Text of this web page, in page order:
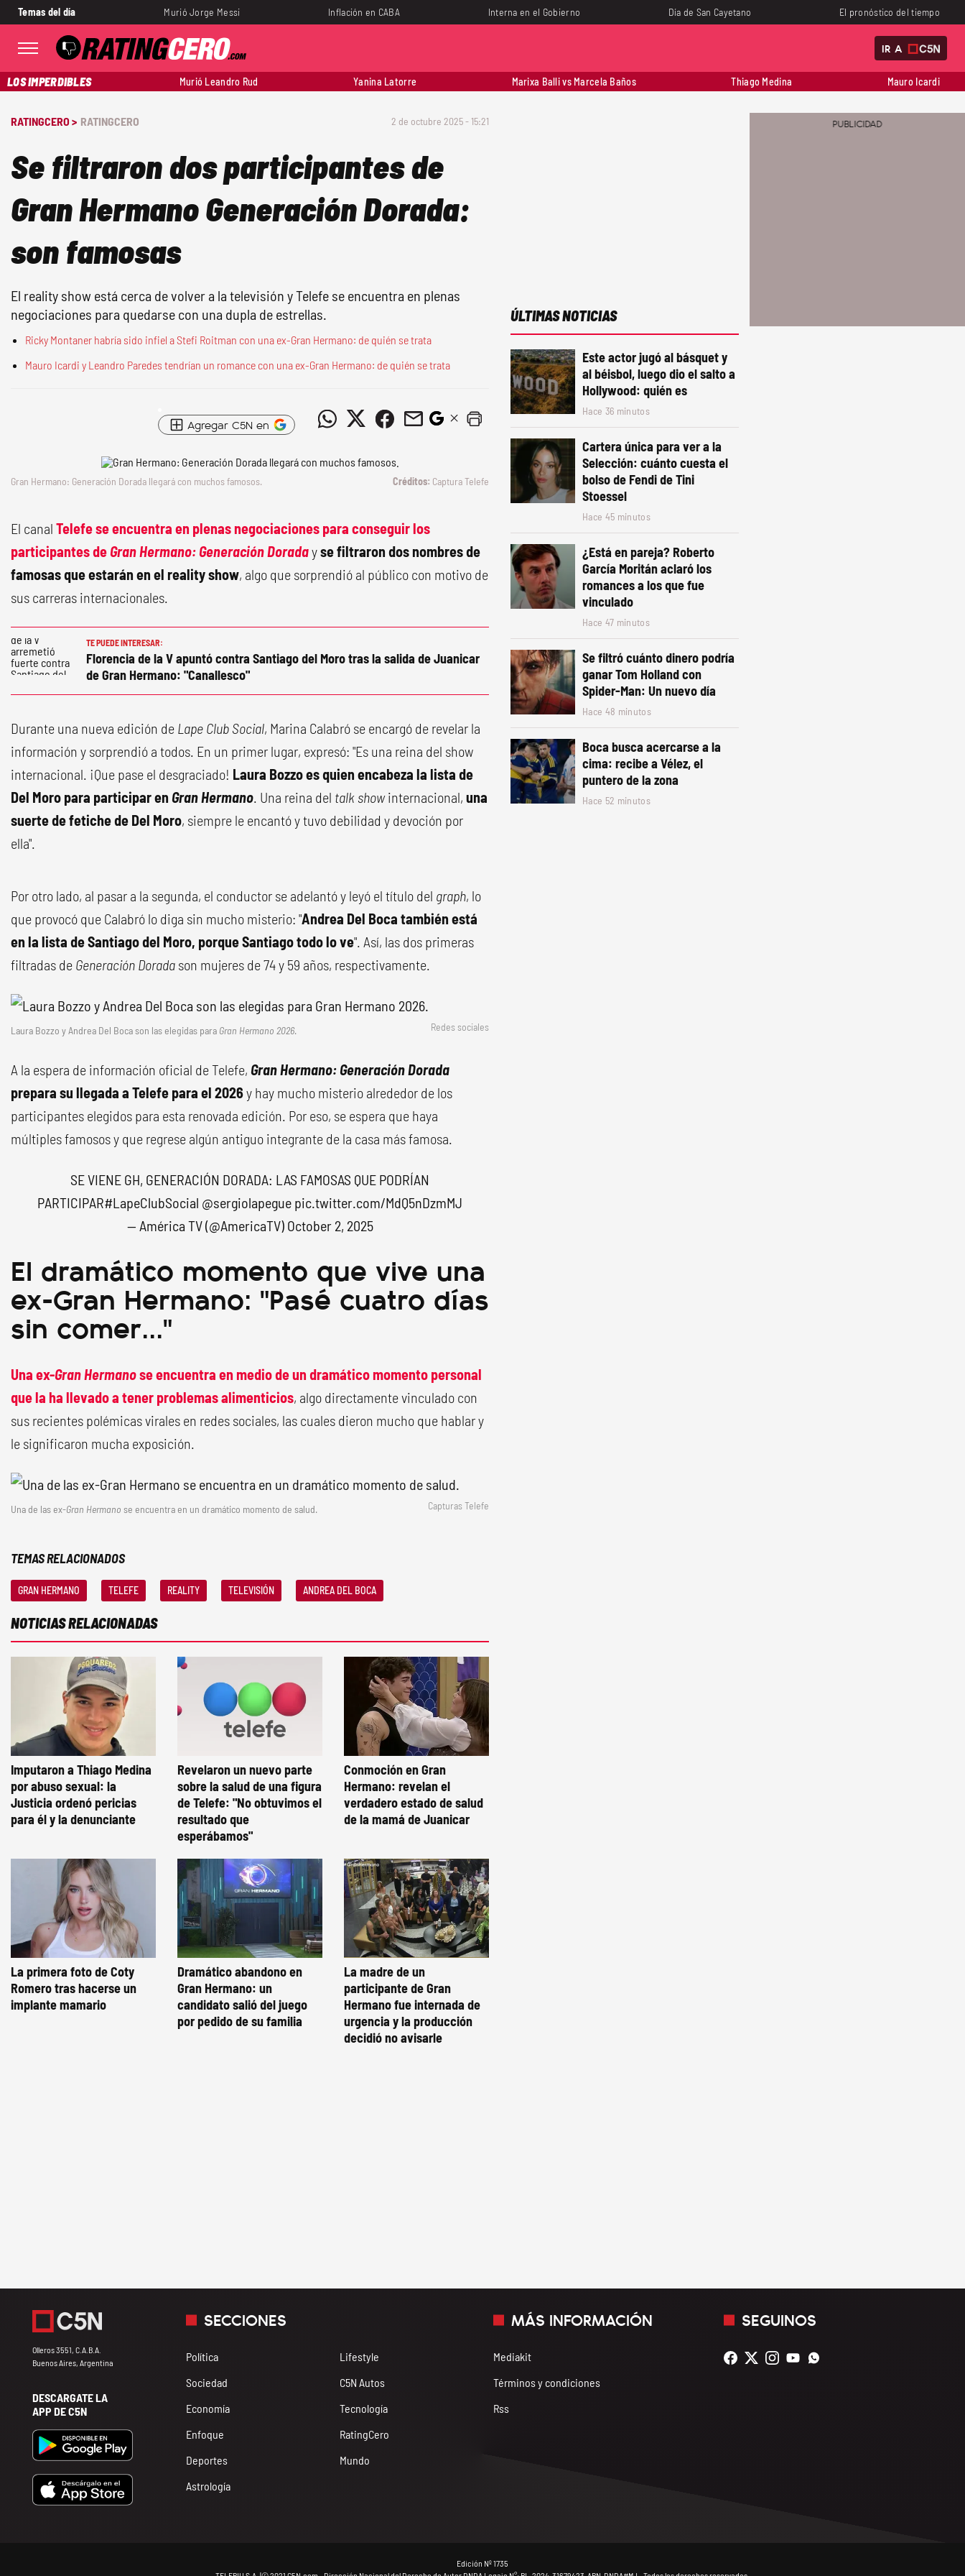
Temas del día Murió Jorge Messi Inflación en CABA Interna en el Gobierno Día de San Cayetano El pronóstico del tiempo
IR A
LOS IMPERDIBLES Murió Leandro Rud Yanina Latorre Marixa Balli vs Marcela Baños Thiago Medina Mauro Icardi
RATINGCERO > RATINGCERO 2 de octubre 2025 - 15:21
Se filtraron dos participantes de
Gran Hermano Generación Dorada:
son famosas
El reality show está cerca de volver a la televisión y Telefe se encuentra en plenas
negociaciones para quedarse con una dupla de estrellas.
Ricky Montaner habría sido infiel a Stefi Roitman con una ex-Gran Hermano: de quién se trata
Mauro Icardi y Leandro Paredes tendrían un romance con una ex-Gran Hermano: de quién se trata
Agregar C5N en
Gran Hermano: Generación Dorada llegará con muchos famosos. Captura Telefe
El canal Telefe se encuentra en plenas negociaciones para conseguir los
participantes de Gran Hermano: Generación Doradayse filtraron dos nombres de
famosas que estarán en el reality show, algo que sorprendió al público con motivo de
sus carreras internacionales.
TE PUEDE INTERESAR:
Florencia de la V apuntó contra Santiago del Moro tras la salida de Juanicar
de Gran Hermano: "Canallesco"
Durante una nueva edición de Lape Club Social, Marina Calabró se encargó de revelar la
información y sorprendió a todos. En un primer lugar, expresó: "Es una reina del show
internacional. ¡Que pase el desgraciado! Laura Bozzo es quien encabeza la lista de
Del Moro para participar en Gran Hermano. Una reina del talk showinternacional, una
suerte de fetiche de Del Moro, siempre le encantó y tuvo debilidad y devoción por
ella".
Por otro lado, al pasar a la segunda, el conductor se adelantó y leyó el título del graph, lo
que provocó que Calabró lo diga sin mucho misterio: "Andrea Del Boca también está
en la lista de Santiago del Moro, porque Santiago todo lo ve". Así, las dos primeras
filtradas de Generación Dorada son mujeres de 74 y 59 años, respectivamente.
Laura Bozzo y Andrea Del Boca son las elegidas para Gran Hermano 2026. Redes sociales
A la espera de información oficial de Telefe, Gran Hermano: Generación Dorada
prepara su llegada a Telefe para el 2026y hay mucho misterio alrededor de los
participantes elegidos para esta renovada edición. Por eso, se espera que haya
múltiples famosos y que regrese algún antiguo integrante de la casa más famosa.
SE VIENE GH, GENERACIÓN DORADA: LAS FAMOSAS QUE PODRÍAN
PARTICIPAR#LapeClubSocial @sergiolapegue pic.twitter.com/MdQ5nDzmMJ
— América TV (@AmericaTV) October 2, 2025
El dramático momento que vive una
ex-Gran Hermano: "Pasé cuatro días
sin comer..."
Una ex-Gran Hermanose encuentra en medio de un dramático momento personal
que la ha llevado a tener problemas alimenticios, algo directamente vinculado con
sus recientes polémicas virales en redes sociales, las cuales dieron mucho que hablar y
le significaron mucha exposición.
Una de las ex-Gran Hermano se encuentra en un dramático momento de salud. Capturas Telefe
TEMAS RELACIONADOS
GRAN HERMANO TELEFE REALITY TELEVISIÓN ANDREA DEL BOCA
NOTICIAS RELACIONADAS
Imputaron a Thiago Medina
por abuso sexual: la
Justicia ordenó pericias
para él y la denunciante
Revelaron un nuevo parte
sobre la salud de una figura
de Telefe: "No obtuvimos el
resultado que
esperábamos"
Conmoción en Gran
Hermano: revelan el
verdadero estado de salud
de la mamá de Juanicar
La primera foto de Coty
Romero tras hacerse un
implante mamario
Dramático abandono en
Gran Hermano: un
candidato salió del juego
por pedido de su familia
La madre de un
participante de Gran
Hermano fue internada de
urgencia y la producción
decidió no avisarle
ÚLTIMAS NOTICIAS
Este actor jugó al básquet y
al béisbol, luego dio el salto a
Hollywood: quién es
Hace 36 minutos
Cartera única para ver a la
Selección: cuánto cuesta el
bolso de Fendi de Tini
Stoessel
Hace 45 minutos
¿Está en pareja? Roberto
García Moritán aclaró los
romances a los que fue
vinculado
Hace 47 minutos
Se filtró cuánto dinero podría
ganar Tom Holland con
Spider-Man: Un nuevo día
Hace 48 minutos
Boca busca acercarse a la
cima: recibe a Vélez, el
puntero de la zona
Hace 52 minutos
Olleros 3551, C.A.B.A.
Buenos Aires, Argentina
DESCARGATE LA
APP DE C5N
SECCIONES
Política
Sociedad
Economía
Enfoque
Deportes
Astrología
Lifestyle
C5N Autos
Tecnología
RatingCero
Mundo
MÁS INFORMACIÓN
Mediakit
Términos y condiciones
Rss
SEGUINOS
Edición Nº 1735